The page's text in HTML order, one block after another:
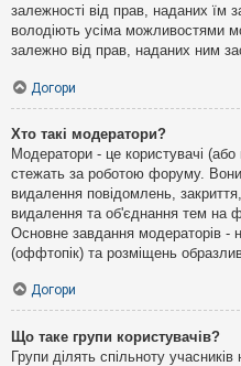
залежності від прав, наданих
володіють усіма можливостями
залежно від прав, наданих ним
Догори
Хто такі модератори?
Модератори - це користувачі (або
стежать за роботою форуму.
видалення повідомлень,
видалення та об'єднання тем на
Основне завдання модераторів -
(оффтопік) та розміщень
Догори
Що таке групи користувачів?
Групи ділять спільноту